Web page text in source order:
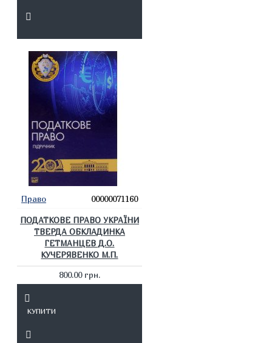
Право 00000071160
ПОДАТКОВЕ ПРАВО УКРАЇНИ
ТВЕРДА ОБКЛАДИНКА
ГЕТМАНЦЕВ Д.О.
КУЧЕРЯВЕНКО М.П.
800.00 грн.
КУПИТИ